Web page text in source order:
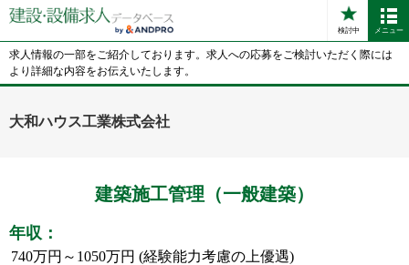
検討中 メニュー
求人情報の一部をご紹介しております。求人への応募をご検討いただく際には
より詳細な内容をお伝えいたします。
大和ハウス工業株式会社
建築施工管理（一般建築）
年収：
740万円～1050万円 (経験能力考慮の上優遇)